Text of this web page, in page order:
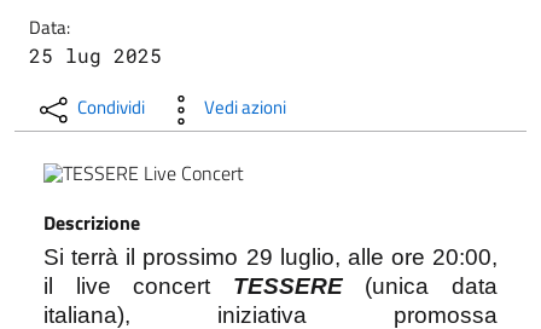
Data:
25 lug 2025
Condividi Vedi azioni
Descrizione
Si terrà il prossimo 29 luglio, alle ore 20:00,
il live concert TESSERE (unica data
italiana), iniziativa promossa